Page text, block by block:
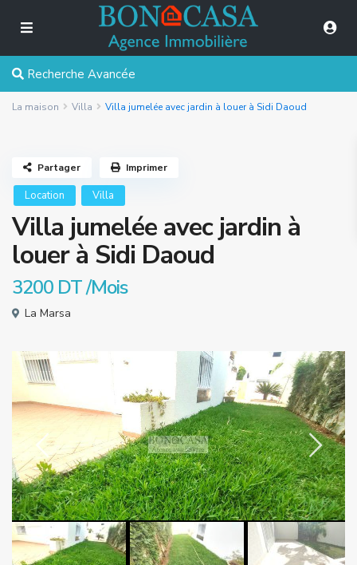
Recherche Avancée
La maison Villa Villa jumelée avec jardin à louer à Sidi Daoud
Location Villa
Villa jumelée avec jardin à
louer à Sidi Daoud
3200 DT/Mois
La Marsa
Partager Imprimer